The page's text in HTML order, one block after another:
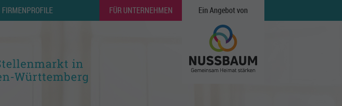
FIRMENPROFILE FÜR UNTERNEHMEN Ein Angebot von